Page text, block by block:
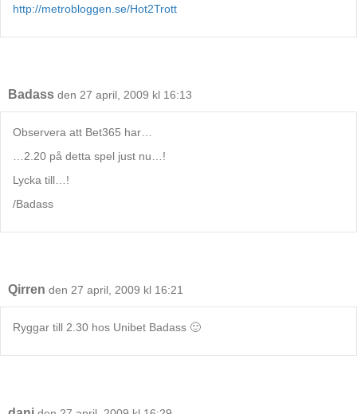
http://metrobloggen.se/Hot2Trott
Badass den 27 april, 2009 kl 16:13
Observera att Bet365 har…
…2.20 på detta spel just nu…!
Lycka till…!
/Badass
Qirren den 27 april, 2009 kl 16:21
Ryggar till 2.30 hos Unibet Badass 🙂